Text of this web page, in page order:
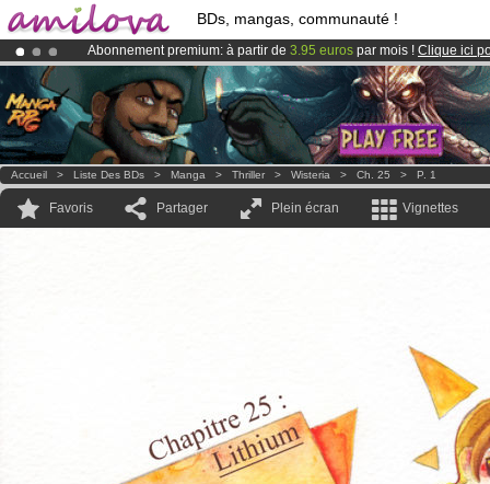
BDs, mangas, communauté !
Abonnement premium: à partir de 3.95 euros par mois ! Clique ici
LeKickstarter Amilova est désormais lancé!.
Déjà 100000membreset 1000BDs & Mangas!
Accueil > Liste Des BDs > Manga > Thriller > Wisteria > Ch. 25 > P. 1
Favoris Partager Plein écran Vignettes